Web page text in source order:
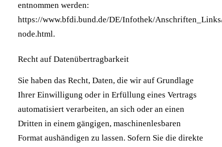
entnommen werden:
https://www.bfdi.bund.de/DE/Infothek/
node.html.
Recht auf Datenübertragbarkeit
Sie haben das Recht, Daten, die wir auf Grundlage
Ihrer Einwilligung oder in Erfüllung eines Vertrags
automatisiert verarbeiten, an sich oder an einen
Dritten in einem gängigen, maschinenlesbaren
Format aushändigen zu lassen. Sofern Sie die direkte